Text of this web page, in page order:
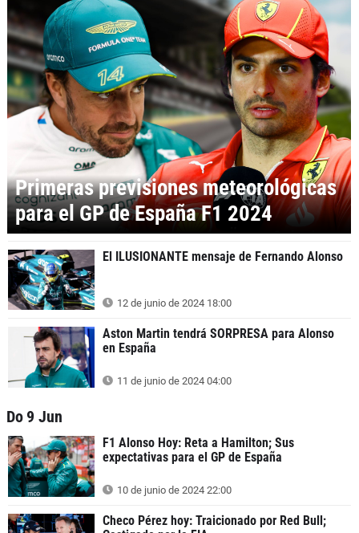
Primeras previsiones meteorológicas
para el GP de España F1 2024
El ILUSIONANTE mensaje de Fernando Alonso
12 de junio de 2024 18:00
Aston Martin tendrá SORPRESA para Alonso
en España
11 de junio de 2024 04:00
Do 9 Jun
F1 Alonso Hoy: Reta a Hamilton; Sus
expectativas para el GP de España
10 de junio de 2024 22:00
Checo Pérez hoy: Traicionado por Red Bull;